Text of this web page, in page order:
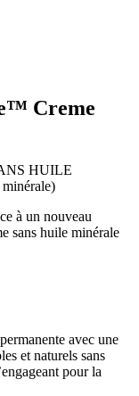
Creme
HUILE
à un nouveau
sans huile minérale
avec une
et naturels sans
pour la